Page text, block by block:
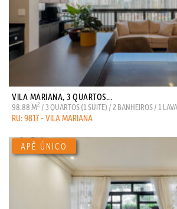
VILA MARIANA, 3 QUARTOS...
98.88 M2 / 3 QUARTOS (1 SUITE) / 2 BANHEIROS / 1
RU: 9817 - VILA MARIANA